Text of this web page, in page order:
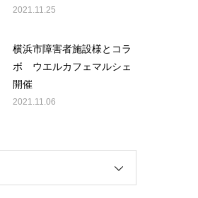
2021.11.25
横浜市障害者施設様とコラ
ボ ウエルカフェマルシェ
開催
2021.11.06